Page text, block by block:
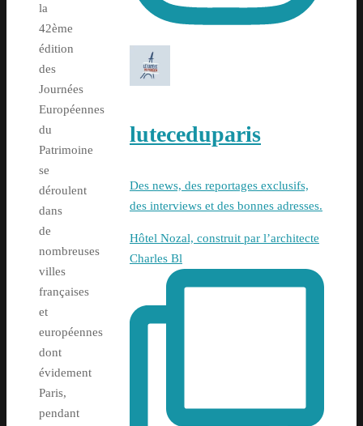
la
42ème
édition
des
Journées
Européennes
du
Patrimoine
se
déroulent
dans
de
nombreuses
villes
françaises
et
européennes
dont
évidement
Paris,
pendant
luteceduparis
Des news, des reportages exclusifs,
des interviews et des bonnes adresses.
Hôtel Nozal, construit par l’architecte
Charles Bl